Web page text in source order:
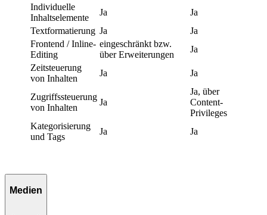
Individuelle
Inhaltselemente
Ja
Ja
Textformatierung Ja
Ja
Frontend / Inline-
Editing
eingeschränkt bzw.
über Erweiterungen
Ja
Zeitsteuerung
von Inhalten
Ja Ja
Zugriffssteuerung
von Inhalten
Ja
Ja, über
Content-
Privileges
Kategorisierung
und Tags
Ja Ja
Medien